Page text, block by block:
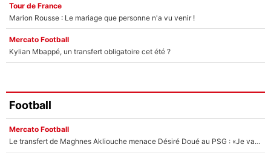
Tour de France
Marion Rousse : Le mariage que personne n'a vu venir !
Mercato Football
Kylian Mbappé, un transfert obligatoire cet été ?
Football
Mercato Football
Le transfert de Maghnes Akliouche menace Désiré Doué au PSG : «Je valide à 200%»